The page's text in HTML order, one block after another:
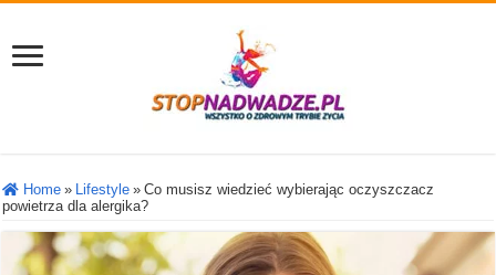
Home » Lifestyle » Co musisz wiedzieć wybierając oczyszczacz
powietrza dla alergika?